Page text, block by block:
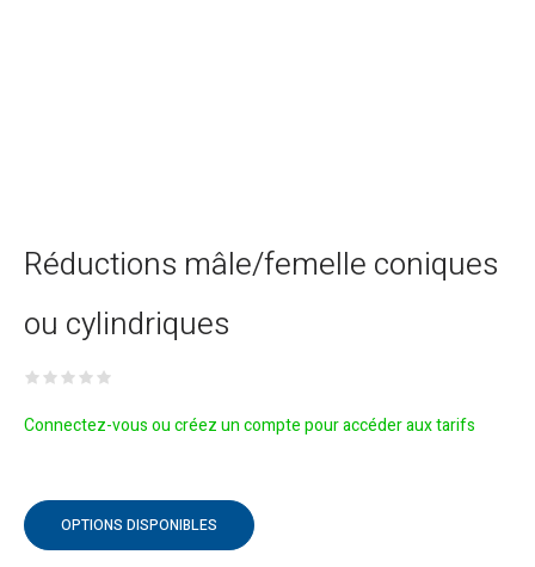
Réductions mâle/femelle coniques
ou cylindriques
Connectez-vous ou créez un compte pour accéder aux tarifs
OPTIONS DISPONIBLES